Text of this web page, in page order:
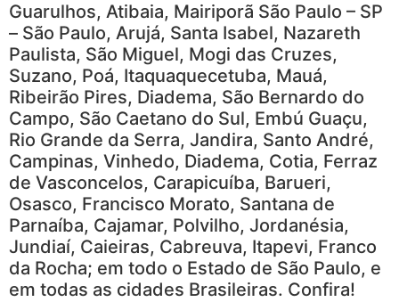
Guarulhos, Atibaia, Mairiporã São Paulo – SP
– São Paulo, Arujá, Santa Isabel, Nazareth
Paulista, São Miguel, Mogi das Cruzes,
Suzano, Poá, Itaquaquecetuba, Mauá,
Ribeirão Pires, Diadema, São Bernardo do
Campo, São Caetano do Sul, Embú Guaçu,
Rio Grande da Serra, Jandira, Santo André,
Campinas, Vinhedo, Diadema, Cotia, Ferraz
de Vasconcelos, Carapicuíba, Barueri,
Osasco, Francisco Morato, Santana de
Parnaíba, Cajamar, Polvilho, Jordanésia,
Jundiaí, Caieiras, Cabreuva, Itapevi, Franco
da Rocha; em todo o Estado de São Paulo, e
em todas as cidades Brasileiras. Confira!